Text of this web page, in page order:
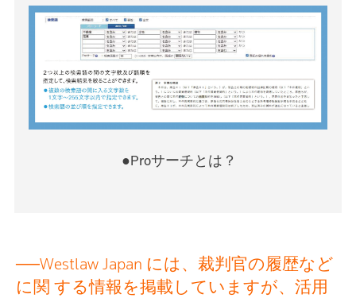
●Proサーチとは？
──Westlaw Japan には、裁判官の履歴など
に関 する情報を掲載していますが、活用